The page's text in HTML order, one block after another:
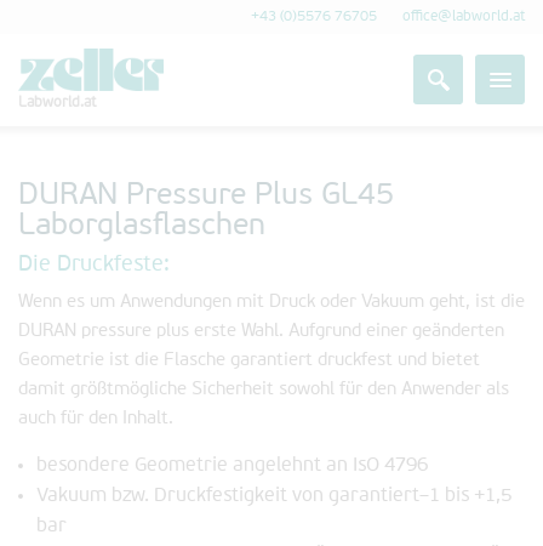
+43 (0)5576 76705 office@labworld.at
Labworld.at
DURAN Pressure Plus GL45
Laborglasflaschen
Die Druckfeste:
Wenn es um Anwendungen mit Druck oder Vakuum geht, ist die
DURAN pressure plus erste Wahl. Aufgrund einer geänderten
Geome­trie ist die Flasche garantiert druckfest und bietet
damit größtmögliche Sicherheit sowohl für den Anwender als
auch für den Inhalt.
besondere Geometrie angelehnt an IsO 4796
Vakuum­ bzw. Druckfestigkeit von garantiert–1 bis +1,5
bar